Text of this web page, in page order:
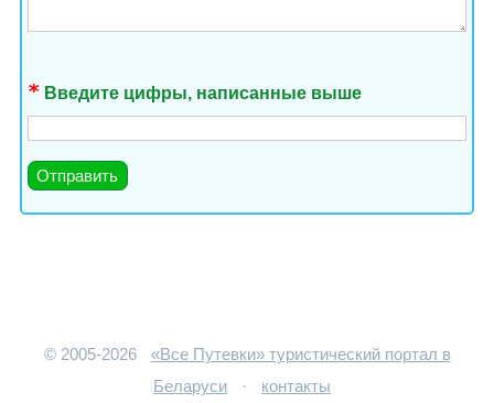
Введите цифры, написанные выше
© 2005-2026
«Все Путевки» туристический портал в
Беларуси
· контакты